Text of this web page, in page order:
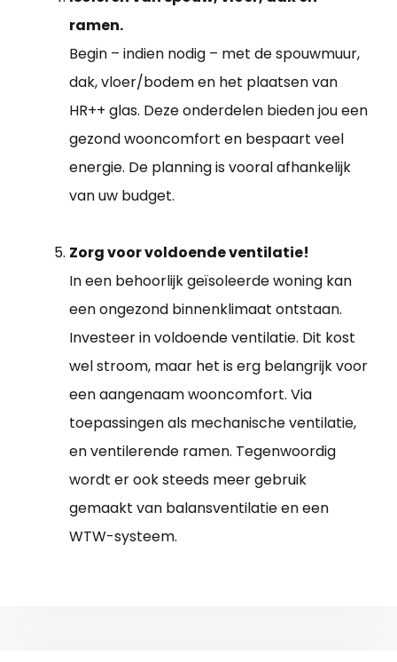
ramen.
Begin – indien nodig – met de spouwmuur,
dak, vloer/bodem en het plaatsen van
HR++ glas. Deze onderdelen bieden jou een
gezond wooncomfort en bespaart veel
energie. De planning is vooral afhankelijk
van uw budget.
Zorg voor voldoende ventilatie!
In een behoorlijk geïsoleerde woning kan
een ongezond binnenklimaat ontstaan.
Investeer in voldoende ventilatie. Dit kost
wel stroom, maar het is erg belangrijk voor
een aangenaam wooncomfort. Via
toepassingen als mechanische ventilatie,
en ventilerende ramen. Tegenwoordig
wordt er ook steeds meer gebruik
gemaakt van balansventilatie en een
WTW-systeem.